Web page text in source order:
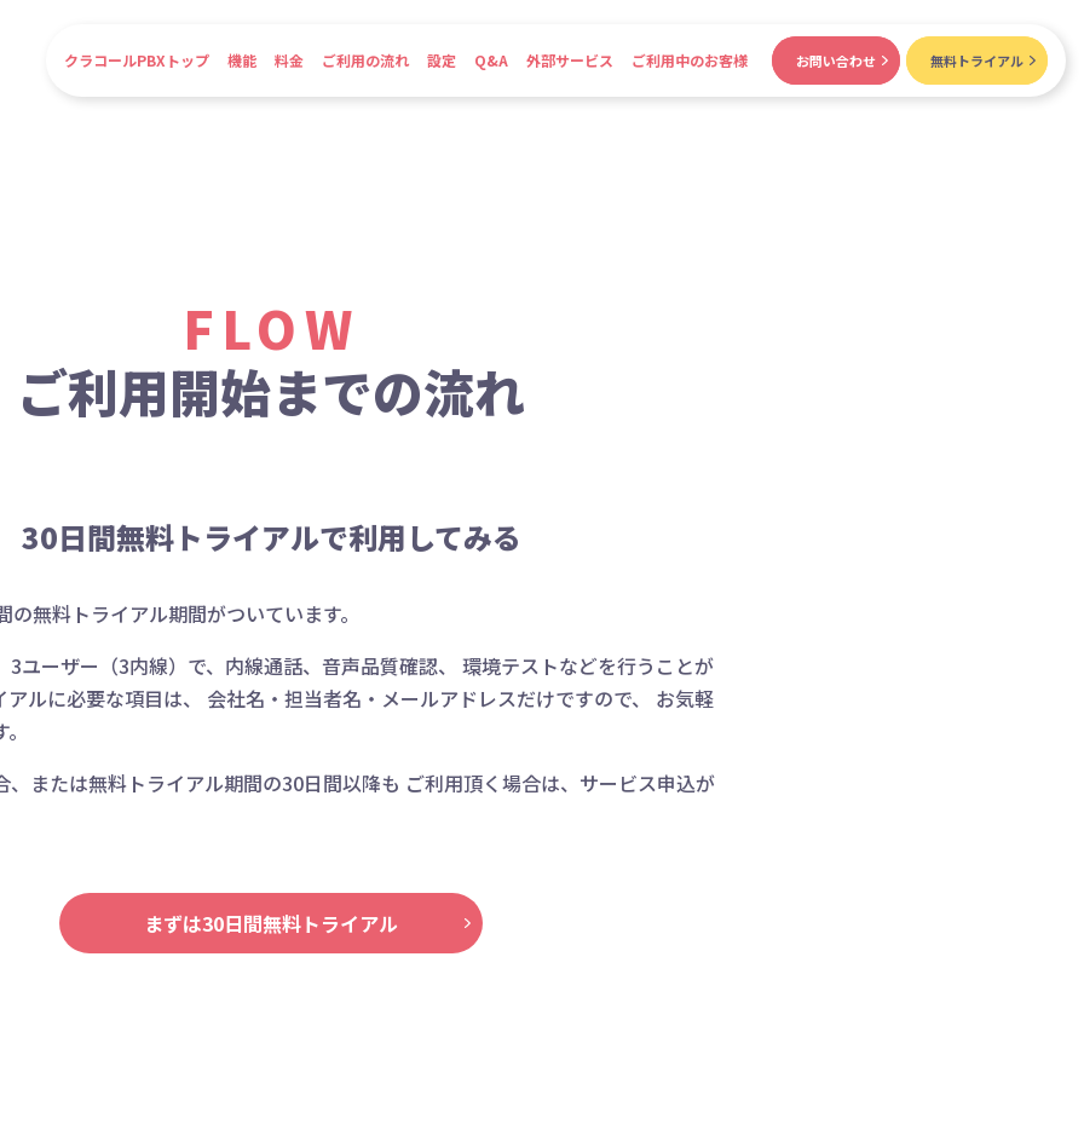
クラコールPBXトップ 機能 料金 ご利用の流れ 設定 Q&A 外部サービス ご利用中のお客様 お問い合わせ 無料トライアル
FLOW
ご利用開始までの流れ
30日間無料トライアルで利用してみる
無料トライアル期間がついています。
3ユーザー（3内線）で、内線通話、音声品質確認、 環境テストなどを行うことが
アルに必要な項目は、 会社名・担当者名・メールアドレスだけですので、 お気軽
、または無料トライアル期間の30日間以降も ご利用頂く場合は、サービス申込が
まずは30日間無料トライアル